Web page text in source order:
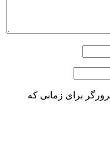
برای زمانی که